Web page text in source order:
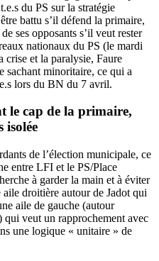
du PS sur la stratégie
battu s’il défend la primaire,
ses opposants s’il veut rester
nationaux du PS (le mardi
crise et la paralysie, Faure
sachant minoritaire, ce qui a
lors du BN du 7 avril.
le cap de la primaire,
isolée
de l’élection municipale, ce
entre LFI et le PS/Place
à garder la main et à éviter
aile droitière autour de Jadot qui
aile de gauche (autour
qui veut un rapprochement avec
une logique « unitaire » de